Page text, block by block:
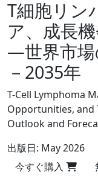
T細胞リン
ア、成長
―世界市場
－2035年
T-Cell Lymphoma
Opportunities, and
Outlook and
出版日: May 2026
今すぐ購入